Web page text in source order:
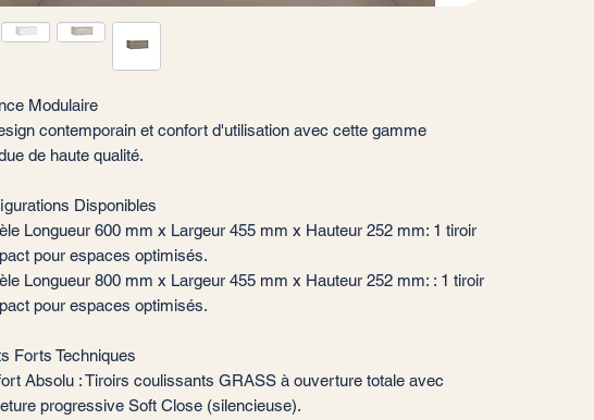
Modulaire
contemporain et confort d'utilisation avec cette gamme
de haute qualité.
Disponibles
Longueur 600 mm x Largeur 455 mm x Hauteur 252 mm: 1 tiroir
pour espaces optimisés.
Longueur 800 mm x Largeur 455 mm x Hauteur 252 mm: : 1 tiroir
pour espaces optimisés.
Forts Techniques
Absolu : Tiroirs coulissants GRASS à ouverture totale avec
progressive Soft Close (silencieuse).